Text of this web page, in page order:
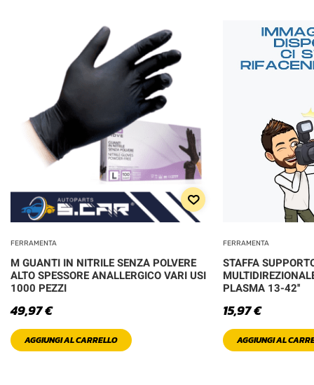
FERRAMENTA
M GUANTI IN NITRILE SENZA POLVERE
ALTO SPESSORE ANALLERGICO VARI USI
1000 PEZZI
49,97€
AGGIUNGI AL CARRELLO
FERRAMENTA
STAFFA
PLASMA 13-42''
15,97€
AGGIUNGI AL